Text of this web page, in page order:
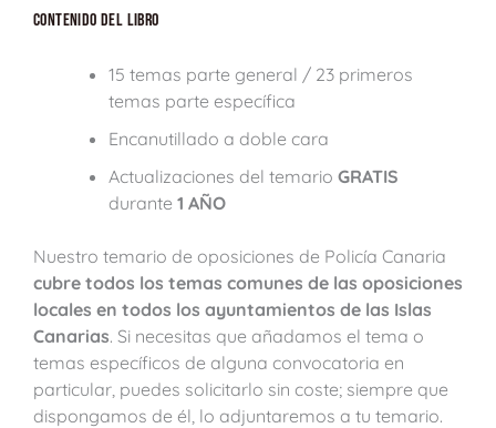
CONTENIDO DEL LIBRO
15 temas parte general / 23 primeros
temas parte específica
Encanutillado a doble cara
Actualizaciones del temario GRATIS
durante 1 AÑO
Nuestro temario de oposiciones de Policía Canaria
cubre todos los temas comunes de las oposiciones
locales en todos los ayuntamientos de las Islas
Canarias. Si necesitas que añadamos el tema o
temas específicos de alguna convocatoria en
particular, puedes solicitarlo sin coste; siempre que
dispongamos de él, lo adjuntaremos a tu temario.